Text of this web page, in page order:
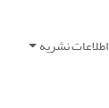
اطلاعات نشریه